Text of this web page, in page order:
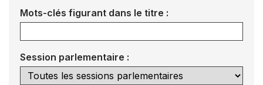
Mots-clés figurant dans le titre :
Session parlementaire :